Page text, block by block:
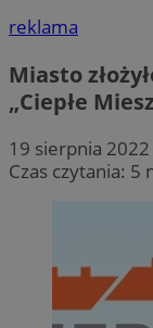
reklama
Miasto
„Ciepłe
19 sierpnia
Czas czytania: 5